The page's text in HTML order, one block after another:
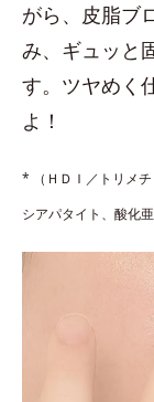
がら、皮脂ブ
み、ギュッと
す。ツヤめく
よ！
* （ＨＤＩ／トリメ
シアパタイト、酸化